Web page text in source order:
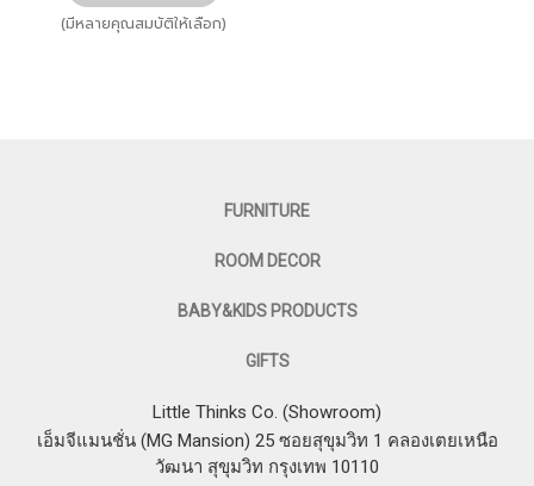
(มีหลายคุณสมบัติให้เลือก)
FURNITURE
ROOM DECOR
BABY&KIDS PRODUCTS
GIFTS
Little Thinks Co. (Showroom)
เอ็มจีแมนชั่น (MG Mansion) 25 ซอยสุขุมวิท 1 คลองเตยเหนือ
วัฒนา สุขุมวิท กรุงเทพ 10110